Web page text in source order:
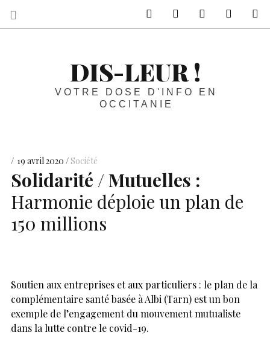
DIS-LEUR !
VOTRE DOSE D'INFO EN
OCCITANIE
19 avril 2020 Société
Solidarité / Mutuelles :
Harmonie déploie un plan de
150 millions
Soutien aux entreprises et aux particuliers : le plan de la
complémentaire santé basée à Albi (Tarn) est un bon
exemple de l’engagement du mouvement mutualiste
dans la lutte contre le covid-19.